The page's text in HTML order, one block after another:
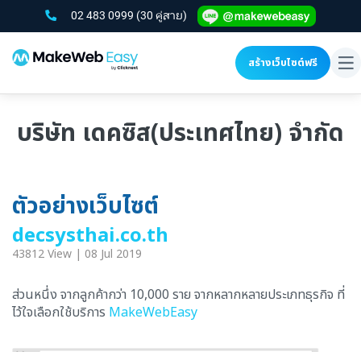
02 483 0999 (30 คู่สาย)
สร้างเว็บไซต์ฟรี
บริษัท เดคซิส(ประเทศไทย) จำกัด
ตัวอย่างเว็บไซต์
decsysthai.co.th
43812 View | 08 Jul 2019
ส่วนหนึ่ง จากลูกค้ากว่า 10,000 ราย จากหลากหลายประเภทธุรกิจ ที่
ไว้ใจเลือกใช้บริการ MakeWebEasy